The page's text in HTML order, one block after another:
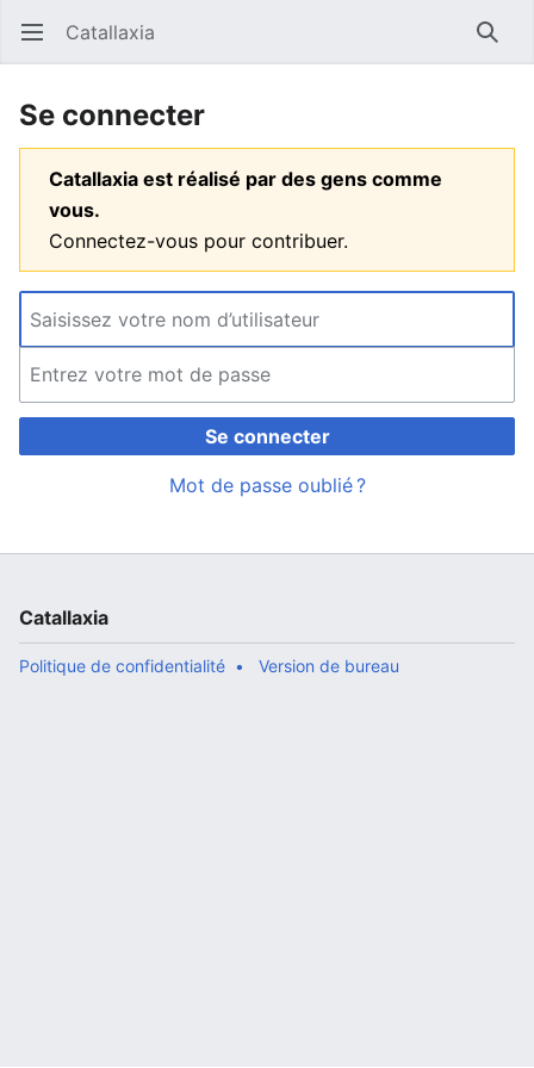
Ouvrir le menu principal Catallaxia
Se connecter
Catallaxia est réalisé par des gens comme
vous.
Connectez-vous pour contribuer.
Se connecter
Mot de passe oublié ?
Catallaxia
Politique de confidentialité Version de bureau